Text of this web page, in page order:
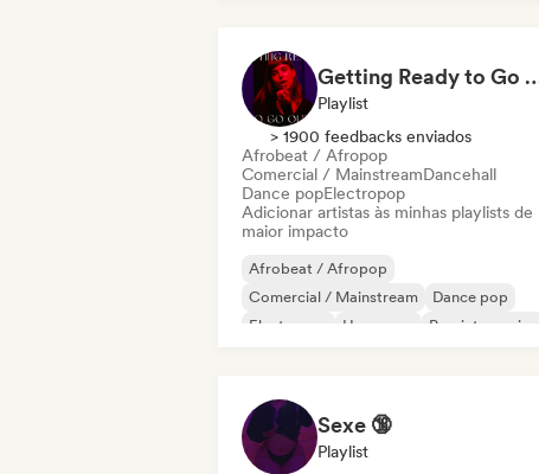
Getting Ready
Playlist
> 1900 feedbacks enviados
Afrobeat / Afropop
Comercial / MainstreamDancehall
Dance popElectropop
Adicionar artistas às minhas playlists de
maior impacto
Afrobeat / Afropop
Comercial / Mainstream
Dance pop
Electropop
Hyperpop
Pop
Sexe 🔞
Playlist